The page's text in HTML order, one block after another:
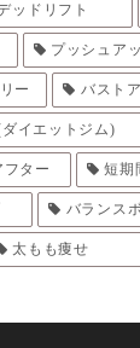
ッドリフト
プッシュア
ー バスト
イエットジム)
フター 短期
バランス
太もも痩せ